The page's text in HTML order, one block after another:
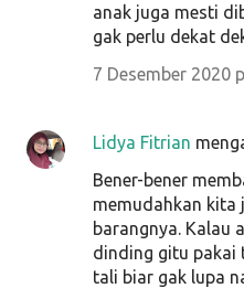
anak juga mesti
gak perlu dekat
7 Desember 2020
Lidya Fitrian
Bener-bener
memudahkan kita
barangnya. Kalau
dinding gitu pakai
tali biar gak lupa